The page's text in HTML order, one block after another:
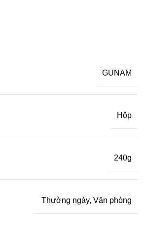
GUNAM
Hộp
240g
Thường ngày, Văn phòng